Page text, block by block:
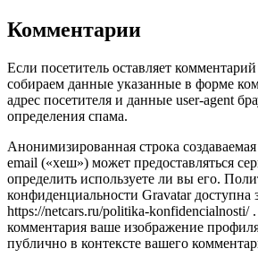
Комментарии
Если посетитель оставляет
собираем данные указанные в форме
адрес посетителя и данные user-agent
определения спама.
Анонимизированная строка
email («хеш») может предоставляться
определить используете ли вы его.
конфиденциальности Gravatar доступна
https://netcars.ru/politika-konfidencialnosti/
комментария ваше изображение
публично в контексте вашего